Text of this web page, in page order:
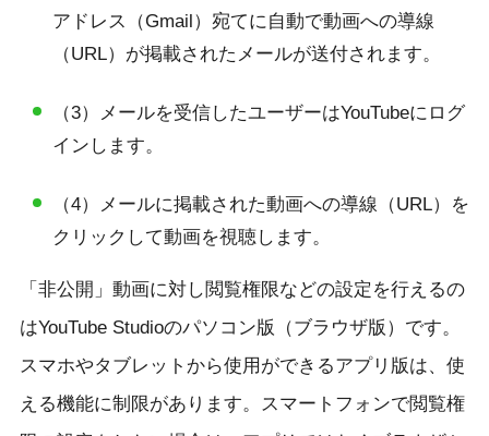
アドレス（Gmail）宛てに自動で動画への導線
（URL）が掲載されたメールが送付されます。
（3）メールを受信したユーザーはYouTubeにログ
インします。
（4）メールに掲載された動画への導線（URL）を
クリックして動画を視聴します。
「非公開」動画に対し閲覧権限などの設定を行えるの
はYouTube Studioのパソコン版（ブラウザ版）です。
スマホやタブレットから使用ができるアプリ版は、使
える機能に制限があります。スマートフォンで閲覧権